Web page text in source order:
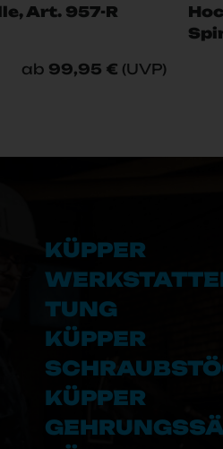
Art. 957-R
ab 99,95 € (UVP)
KÜPPER
TUNG
KÜPPER
KÜPPER